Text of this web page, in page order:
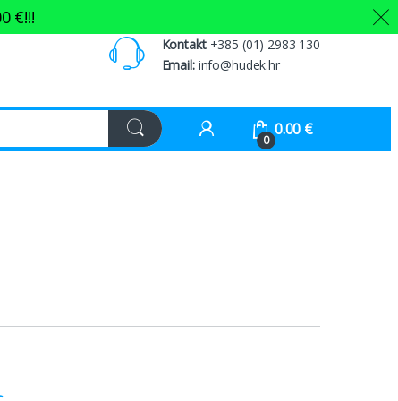
Kontakt+385 (01) 2983 130
Email:info@hudek.hr
0
0.00 €
€!!!